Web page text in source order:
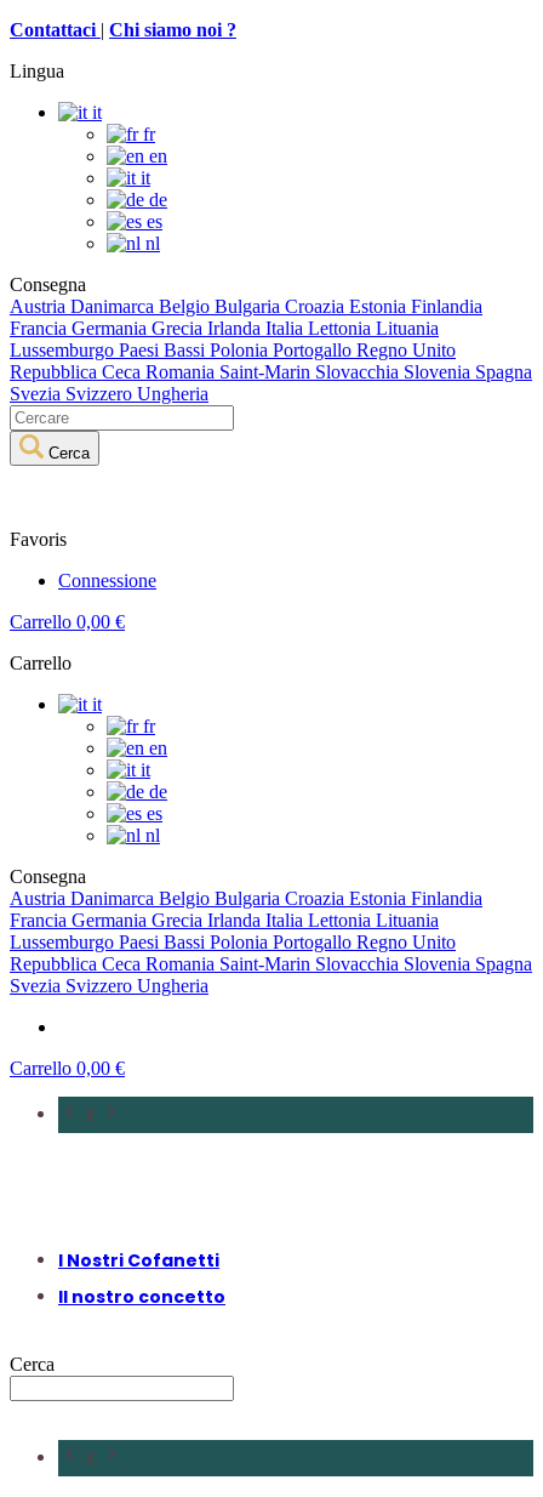
Contattaci | Chi siamo noi ?
Lingua
it
fr
en
it
de
es
nl
Consegna
Austria Danimarca Belgio Bulgaria Croazia Estonia Finlandia
Francia Germania Grecia Irlanda Italia Lettonia Lituania
Lussemburgo Paesi Bassi Polonia Portogallo Regno Unito
Repubblica Ceca Romania Saint-Marin Slovacchia Slovenia Spagna
Svezia Svizzero Ungheria
Cerca
Favoris
Connessione
Carrello 0,00 €
Carrello
it
fr
en
it
de
es
nl
Consegna
Austria Danimarca Belgio Bulgaria Croazia Estonia Finlandia
Francia Germania Grecia Irlanda Italia Lettonia Lituania
Lussemburgo Paesi Bassi Polonia Portogallo Regno Unito
Repubblica Ceca Romania Saint-Marin Slovacchia Slovenia Spagna
Svezia Svizzero Ungheria
Carrello 0,00 €
X
I Nostri Cofanetti
Il nostro concetto
Cerca
X